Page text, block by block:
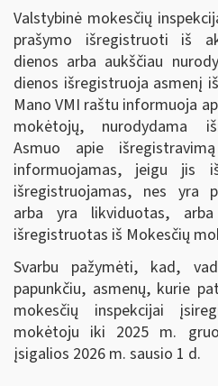
Valstybinė mokesčių
prašymo išregistruoti iš
dienos arba aukščiau
dienos išregistruoja asmenį
Mano VMI raštu informuoja
mokėtojų, nurodydama
Asmuo apie
informuojamas, jeigu jis
išregistruojamas, nes yra
arba yra likviduotas,
išregistruotas iš Mokesčių
Svarbu pažymėti, kad,
papunkčiu, asmenų, kurie
mokesčių inspekcijai
mokėtoju iki 2025 m.
įsigalios 2026 m. sausio 1 d.